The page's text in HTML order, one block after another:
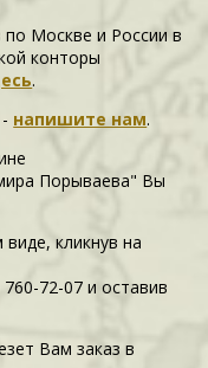
по Москве и России в
конторы
.
напишите нам.
Порываева" Вы
кликнув на
72-07 и оставив
Вам заказ в